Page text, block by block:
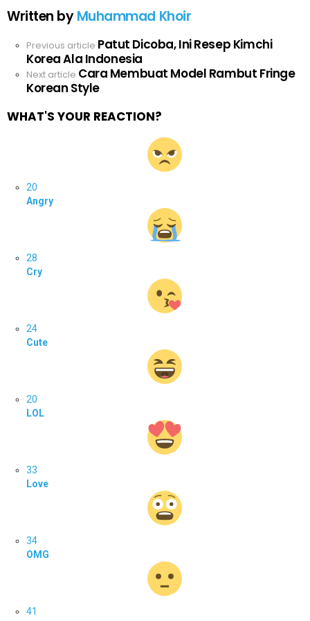
Written byMuhammad Khoir
See
more
Previous article Patut Dicoba, Ini Resep Kimchi
Korea Ala Indonesia
Next article Cara Membuat Model Rambut Fringe
Korean Style
WHAT'S YOUR REACTION?
20
Angry
28
Cry
24
Cute
20
LOL
33
Love
34
OMG
41